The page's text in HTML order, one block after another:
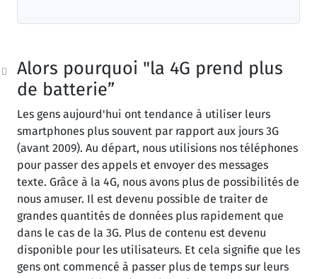
Alors pourquoi "la 4G prend plus
de batterie”
Les gens aujourd'hui ont tendance à utiliser leurs
smartphones plus souvent par rapport aux jours 3G
(avant 2009). Au départ, nous utilisions nos téléphones
pour passer des appels et envoyer des messages
texte. Grâce à la 4G, nous avons plus de possibilités de
nous amuser. Il est devenu possible de traiter de
grandes quantités de données plus rapidement que
dans le cas de la 3G. Plus de contenu est devenu
disponible pour les utilisateurs. Et cela signifie que les
gens ont commencé à passer plus de temps sur leurs